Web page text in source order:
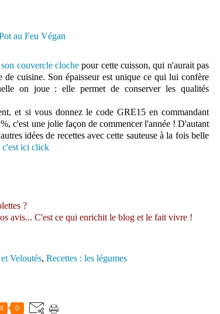
couvercle clochepour cette cuisson, qui n'aurait pas
de cuisine. Son épaisseur est unique ce qui lui confère
on joue : elle permet de conserver les qualités
et si vous donnez le code GRE15 en commandant
c'est une jolie façon de commencer l'année ! D'autant
idées de recettes avec cette sauteuse à la fois belle
c'est ici click
?
avis... C'est ce qui enrichit le blog et le fait vivre !
Veloutés, Recettes : les légumes
0